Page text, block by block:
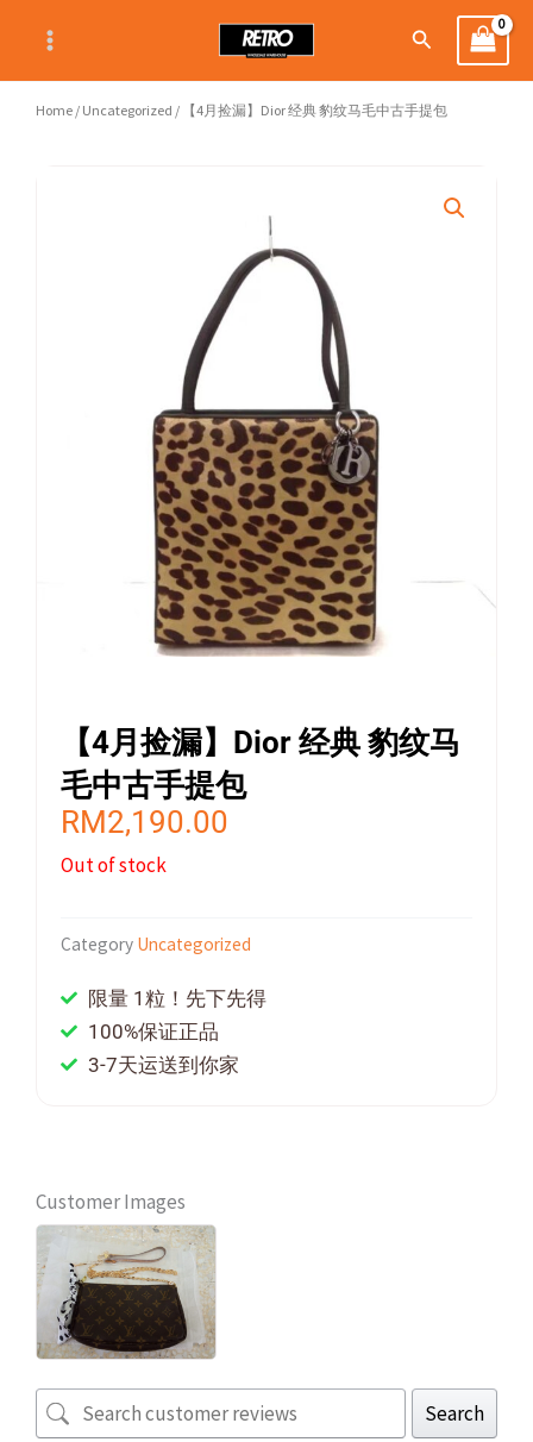
content
Search
Home / Uncategorized / 【4月捡漏】Dior 经典 豹纹马毛中古手提包
【4月捡漏】Dior 经典 豹纹马
毛中古手提包
RM2,190.00
Out of stock
Category Uncategorized
限量 1粒！先下先得
100%保证正品
3-7天运送到你家
Customer Images
Search